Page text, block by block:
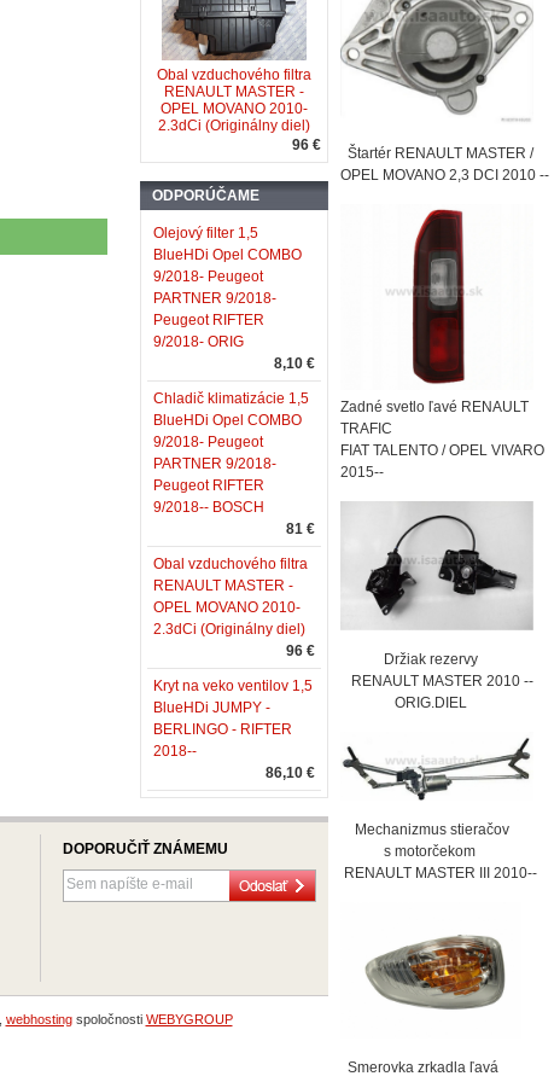
Obal vzduchového filtra
RENAULT MASTER -
OPEL MOVANO 2010-
2.3dCi (Originálny diel)
96 €
ODPORÚČAME
Olejový filter 1,5
BlueHDi Opel COMBO
9/2018- Peugeot
PARTNER 9/2018-
Peugeot RIFTER
9/2018- ORIG
8,10 €
Chladič klimatizácie 1,5
BlueHDi Opel COMBO
9/2018- Peugeot
PARTNER 9/2018-
Peugeot RIFTER
9/2018-- BOSCH
81 €
Obal vzduchového filtra
RENAULT MASTER -
OPEL MOVANO 2010-
2.3dCi (Originálny diel)
96 €
Kryt na veko ventilov 1,5
BlueHDi JUMPY -
BERLINGO - RIFTER
2018--
86,10 €
DOPORUČIŤ ZNÁMEMU
webhostingspoločnosti WEBYGROUP
Štartér RENAULT MASTER /
OPEL MOVANO 2,3 DCI 2010 --
Zadné svetlo ľavé RENAULT
TRAFIC
FIAT TALENTO / OPEL VIVARO
2015--
Držiak rezervy
RENAULT MASTER 2010 --
ORIG.DIEL
Mechanizmus stieračov
s motorčekom
RENAULT MASTER III 2010--
Smerovka zrkadla ľavá